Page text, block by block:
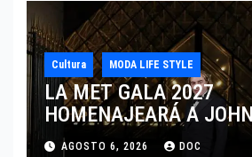
Cultura MODA LIFE STYLE
LA MET GALA 2027
HOMENAJEARÁ A
MARCANDO EL
AGOSTO 6, 2026 DOC